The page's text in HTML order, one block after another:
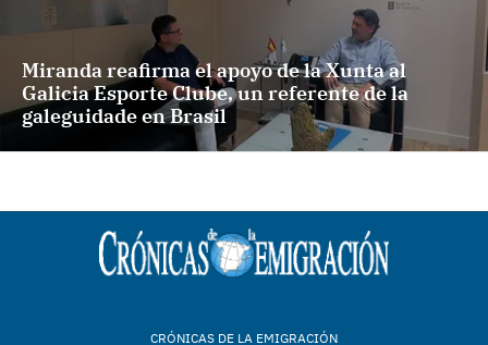
Miranda reafirma el apoyo de la Xunta al
Galicia Esporte Clube, un referente de la
galeguidade en Brasil
CRÓNICAS DE LA EMIGRACIÓN